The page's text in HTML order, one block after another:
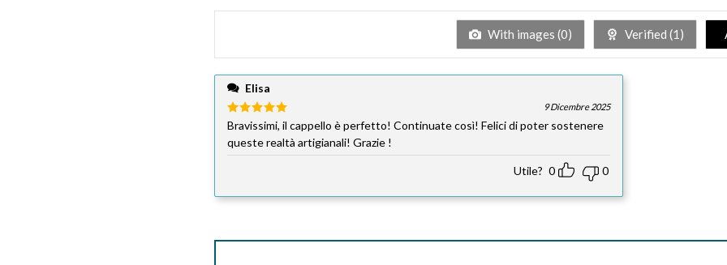
5
With images (0) Verified (1 )
Elisa
Valutato5
9 Dicembre 2025
Bravissimi, il cappello è perfetto! Continuate così! Felici di poter sostenere
queste realtà artigianali! Grazie !
Utile? 0 0